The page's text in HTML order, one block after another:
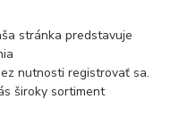
stránka predstavuje
nutnosti registrovať sa.
široky sortiment